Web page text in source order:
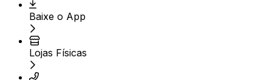
Baixe o App
Lojas Físicas